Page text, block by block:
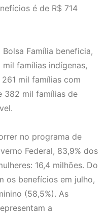
é de R$ 714
Família beneficia,
famílias indígenas,
mil famílias com
382 mil famílias de
no programa de
Federal, 83,9% dos
16,4 milhões. Do
os benefícios em julho,
(58,5%). As
a